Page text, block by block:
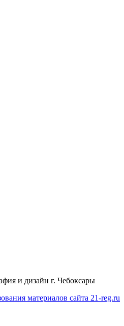
и дизайн г. Чебоксары
материалов сайта 21-reg.ru